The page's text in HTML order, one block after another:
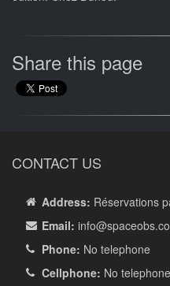
Share this page
CONTACT US
Address: Réservations
Email: info
Phone: No telephone
Cellphone: No telephone